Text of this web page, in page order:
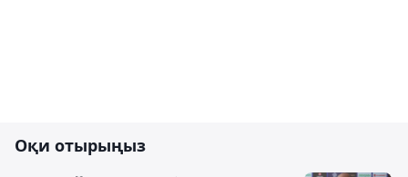
Оқи отырыңыз